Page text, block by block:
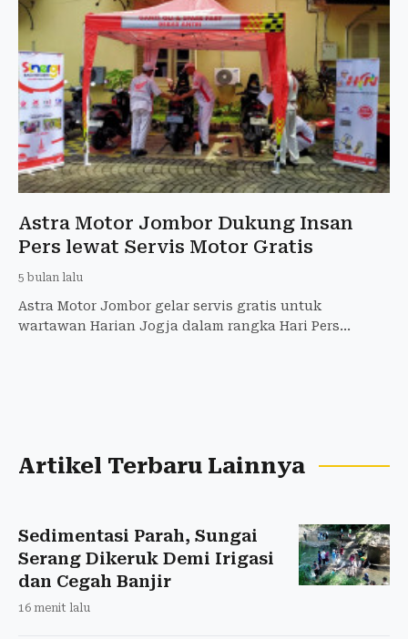
Astra Motor Jombor Dukung Insan
Pers lewat Servis Motor Gratis
5 bulan lalu
Astra Motor Jombor gelar servis gratis untuk
wartawan Harian Jogja dalam rangka Hari Pers
Artikel Terbaru Lainnya
Sedimentasi Parah, Sungai
Serang Dikeruk Demi Irigasi
dan Cegah Banjir
16 menit lalu